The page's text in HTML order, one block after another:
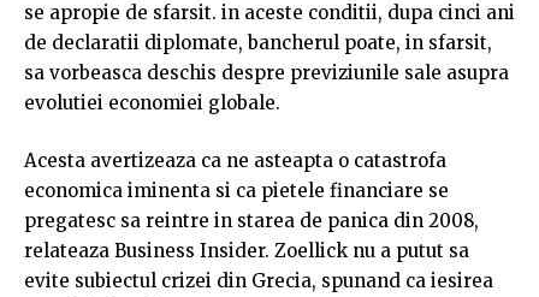
se apropie de sfarsit. in aceste conditii, dupa cinci ani
de declaratii diplomate, bancherul poate, in sfarsit,
sa vorbeasca deschis despre previziunile sale asupra
evolutiei economiei globale.
Acesta avertizeaza ca ne asteapta o catastrofa
economica iminenta si ca pietele financiare se
pregatesc sa reintre in starea de panica din 2008,
relateaza Business Insider. Zoellick nu a putut sa
evite subiectul crizei din Grecia, spunand ca iesirea